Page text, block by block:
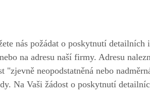
nás požádat o poskytnutí
na adresu naší firmy. Adresu
neopodstatněná nebo
Na Vaši žádost o poskytnutí